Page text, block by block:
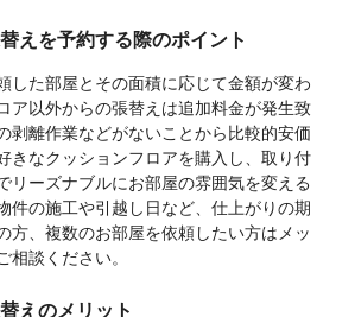
えを予約する際のポイント
した部屋とその面積に応じて金額が変わ
ア以外からの張替えは追加料金が発生致
剥離作業などがないことから比較的安価
きなクッションフロアを購入し、取り付
リーズナブルにお部屋の雰囲気を変える
件の施工や引越し日など、仕上がりの期
方、複数のお部屋を依頼したい方はメッ
談ください。
えのメリット